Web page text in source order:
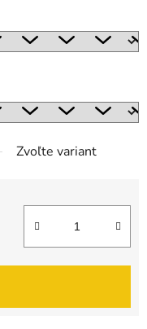
Zvoľte variant